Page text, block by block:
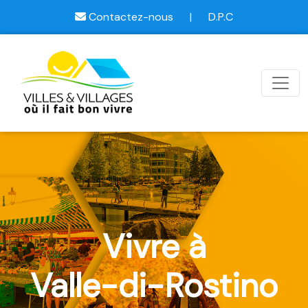
Contactez-nous | D.P.C
Vivre à
Valle-di-Rostino